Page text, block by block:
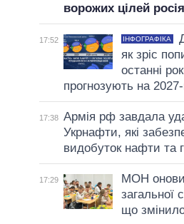
ворожих цілей
17:52 ІНФОГРАФІКА
як зріс
останні
прогнозують на
17:38 Армія рф завдала
Укрнафти, які
видобуток нафти та
17:29
МОН
загальної
що